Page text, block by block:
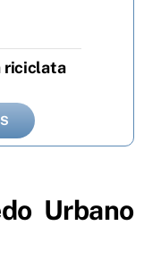
riciclata
Urbano